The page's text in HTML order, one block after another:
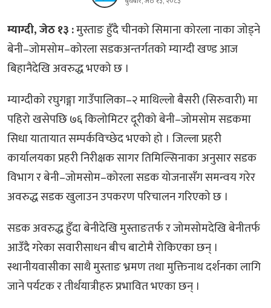
म्याग्दी, जेठ १३ :मुस्ताङ हुँदै चीनको सिमाना कोरला नाका जोड्ने
बेनी–जोमसोम–कोरला सडकअन्तर्गतको म्याग्दी खण्ड आज
बिहानैदेखि अवरुद्ध भएको छ ।
म्याग्दीको रघुगङ्गा गाउँपालिका–२ माथिल्लो बैसरी (सिरुवारी) मा
पहिरो खसेपछि ७६ किलोमिटर दूरीको बेनी–जोमसोम सडकमा
सिधा यातायात सम्पर्कविच्छेद भएको हो । जिल्ला प्रहरी
कार्यालयका प्रहरी निरीक्षक सागर तिमिल्सिनाका अनुसार सडक
विभाग र बेनी–जोमसोम–कोरला सडक योजनासँग समन्वय गरेर
अवरुद्ध सडक खुलाउन उपकरण परिचालन गरिएको छ ।
सडक अवरुद्ध हुँदा बेनीदेखि मुस्ताङतर्फ र जोमसोमदेखि बेनीतर्फ
आउँदै गरेका सवारीसाधन बीच बाटोमै रोकिएका छन् ।
स्थानीयवासीका साथै मुस्ताङ भ्रमण तथा मुक्तिनाथ दर्शनका लागि
जाने पर्यटक र तीर्थयात्रीहरु प्रभावित भएका छन् ।